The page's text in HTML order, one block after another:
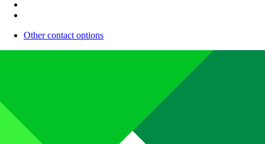
Other contact options